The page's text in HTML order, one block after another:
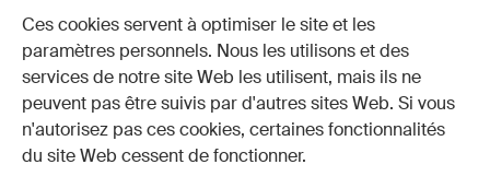
Ces cookies servent à optimiser le site et les
paramètres personnels. Nous les utilisons et des
services de notre site Web les utilisent, mais ils ne
peuvent pas être suivis par d'autres sites Web. Si vous
n'autorisez pas ces cookies, certaines fonctionnalités
du site Web cessent de fonctionner.